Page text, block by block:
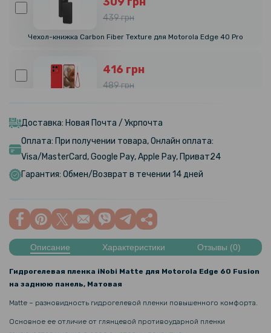
439 грн
Чехол-книжка Carbon Fiber Texture для Motorola Edge 40 Pro
416 грн
489 грн
Чехол - накладка Silicone Cover Full для Motorola Edge 50 Ultra
369 грн
Чехол - накладка Ricco Camera Sliding для Motorola Moto G05 /
Moto E15
407 грн
479 грн
Чехол - накладка Omeve Magnetic Ring для Motorola Moto G05 /
Moto E15
Чехол книжка Velvet Leather Case для Motorola Moto G05 / Moto E15
Доставка: Новая Почта / Укрпочта
Оплата: При получении товара, Онлайн оплата:
Visa/MasterCard, Google Pay, Apple Pay, Приват24
Гарантия: Обмен/Возврат в течении 14 дней
Описание Характеристики Отзывы (0)
Гидрогелевая пленка iNobi Matte для Motorola Edge 60 Fusion
на заднюю панель, Матовая
Matte – разновидность гидрогелевой пленки повышенного комфорта.
Основное ее отличие от глянцевой противоударной пленки